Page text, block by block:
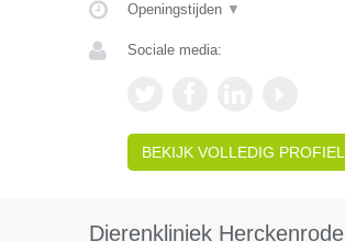
Openingstijden ▼
Sociale media:
BEKIJK VOLLEDIG PROFIEL
Dierenkliniek Herckenrode